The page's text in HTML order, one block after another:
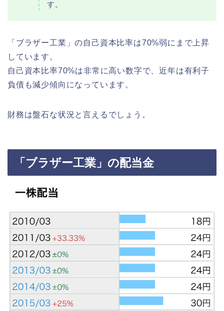
す。
「ブラザー工業」の自己資本比率は70%弱にまで上昇
しています。
自己資本比率70%は非常に高い数字で、近年は有利子
負債も減少傾向になっています。
財務は盤石な状況と言えるでしょう。
「ブラザー工業」の配当金